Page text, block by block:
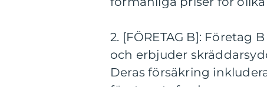
2. [FÖRETAG B]:
och erbjuder
Deras försäkring